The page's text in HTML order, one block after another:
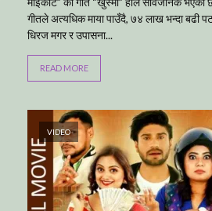
गीतले अत्यधिक माया पाउँदै, ७४ लाख भन्दा बढी
धिरज मगर र उपासना...
READ MORE
VIDEO